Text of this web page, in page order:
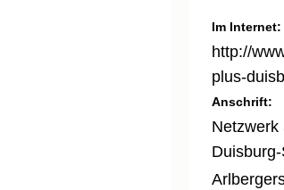
Im Internet:
http://
plus-
Anschrift:
Netzwerk
Duisburg-